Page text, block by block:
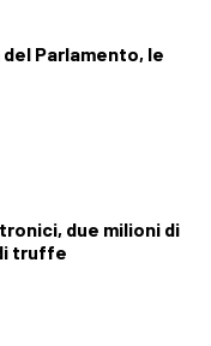
Parlamento, le
due milioni di
truffe